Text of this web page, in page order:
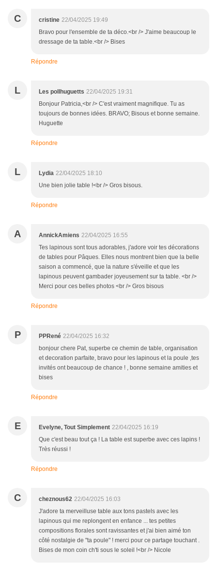
C cristine 22/04/2025 19:49
Bravo pour l'ensemble de ta déco.<br /> J'aime beaucoup le
dressage de ta table.<br /> Bises
Répondre
L Les pollhuguetts 22/04/2025 19:31
Bonjour Patricia,<br /> C'est vraiment magnifique. Tu as
toujours de bonnes idées. BRAVO; Bisous et bonne semaine.
Huguette
Répondre
L Lydia 22/04/2025 18:10
Une bien jolie table !<br /> Gros bisous.
Répondre
A AnnickAmiens 22/04/2025 16:55
Tes lapinous sont tous adorables, j'adore voir tes décorations
de tables pour Pâques. Elles nous montrent bien que la belle
saison a commencé, que la nature s'éveille et que les
lapinous peuvent gambader joyeusement sur ta table. <br />
Merci pour ces belles photos <br /> Gros bisous
Répondre
P PPRené 22/04/2025 16:32
bonjour chere Pat, superbe ce chemin de table, organisation
et decoration parfaite, bravo pour les lapinous et la poule ,tes
invités ont beaucoup de chance ! , bonne semaine amities et
bises
Répondre
E Evelyne, Tout Simplement 22/04/2025 16:19
Que c'est beau tout ça ! La table est superbe avec ces lapins !
Très réussi !
Répondre
C cheznous62 22/04/2025 16:03
J'adore ta merveilluse table aux tons pastels avec les
lapinous qui me replongent en enfance ... tes petites
compositions florales sont ravissantes et j'ai bien aimé ton
côté nostalgie de "ta poule" ! merci pour ce partage touchant .
Bises de mon coin ch'ti sous le soleil !<br /> Nicole